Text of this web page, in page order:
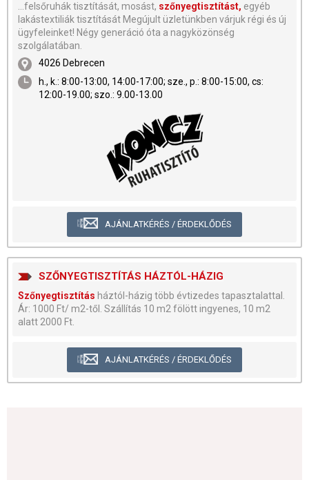
...felsőruhák tisztítását, mosást, szőnyegtisztítást, egyéb
lakástextiliák tisztítását Megújult üzletünkben várjuk régi és új
ügyfeleinket! Négy generáció óta a nagyközönség
szolgálatában.
4026 Debrecen
h., k.: 8:00-13:00, 14:00-17:00; sze., p.: 8:00-15:00, cs:
12:00-19.00; szo.: 9.00-13.00
AJÁNLATKÉRÉS / ÉRDEKLŐDÉS
SZŐNYEGTISZTÍTÁS HÁZTÓL-HÁZIG
Szőnyegtisztítás háztól-házig több évtizedes tapasztalattal.
Ár: 1000 Ft/ m2-től. Szállítás 10 m2 fölött ingyenes, 10 m2
alatt 2000 Ft.
AJÁNLATKÉRÉS / ÉRDEKLŐDÉS